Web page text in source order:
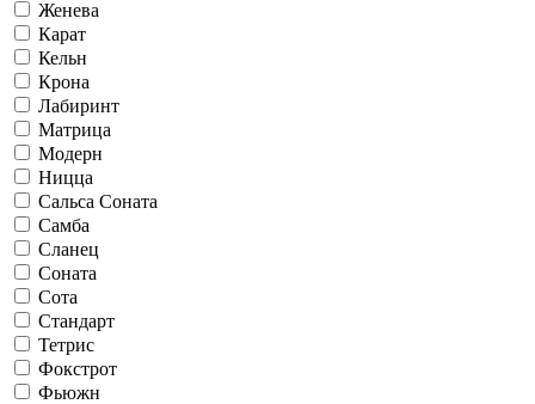
Женева
Карат
Кельн
Крона
Лабиринт
Матрица
Модерн
Ницца
Сальса Соната
Самба
Сланец
Соната
Сота
Стандарт
Тетрис
Фокстрот
Фьюжн